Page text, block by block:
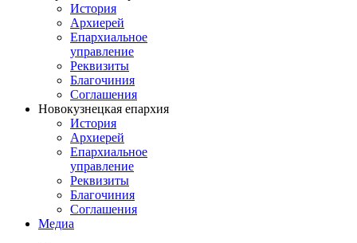
История
Архиерей
Епархиальное
управление
Реквизиты
Благочиния
Соглашения
Новокузнецкая епархия
История
Архиерей
Епархиальное
управление
Реквизиты
Благочиния
Соглашения
Медиа